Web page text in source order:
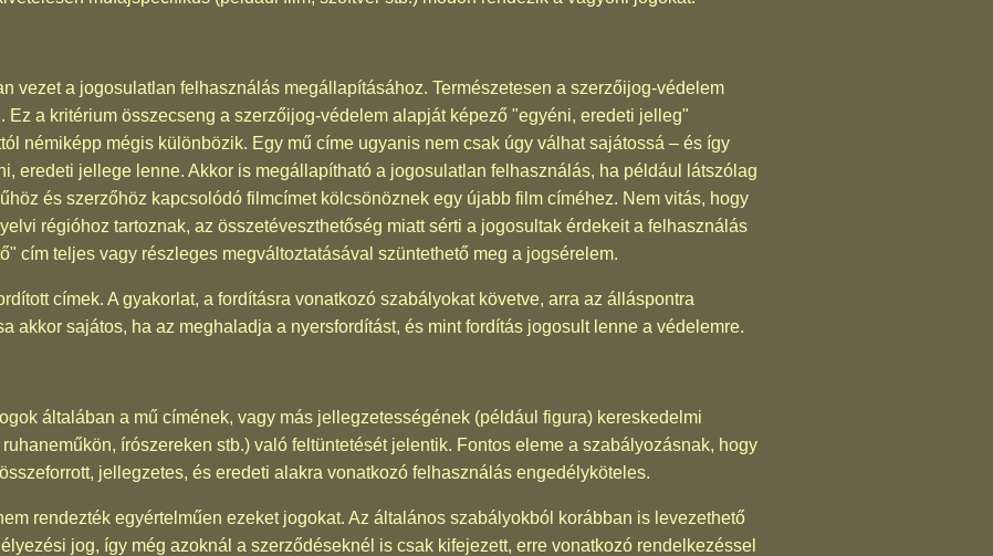
vezet a jogosulatlan felhasználás megállapításához. Természetesen a szerzőijog-védelem
Ez a kritérium összecseng a szerzőijog-védelem alapját képező "egyéni, eredeti jelleg"
némiképp mégis különbözik. Egy mű címe ugyanis nem csak úgy válhat sajátossá – és így
eredeti jellege lenne. Akkor is megállapítható a jogosulatlan felhasználás, ha például látszólag
és szerzőhöz kapcsolódó filmcímet kölcsönöznek egy újabb film címéhez. Nem vitás, hogy
régióhoz tartoznak, az összetéveszthetőség miatt sérti a jogosultak érdekeit a felhasználás
cím teljes vagy részleges megváltoztatásával szüntethető meg a jogsérelem.
címek. A gyakorlat, a fordításra vonatkozó szabályokat követve, arra az álláspontra
akkor sajátos, ha az meghaladja a nyersfordítást, és mint fordítás jogosult lenne a védelemre.
általában a mű címének, vagy más jellegzetességének (például figura) kereskedelmi
írószereken stb.) való feltüntetését jelentik. Fontos eleme a szabályozásnak, hogy
jellegzetes, és eredeti alakra vonatkozó felhasználás engedélyköteles.
rendezték egyértelműen ezeket jogokat. Az általános szabályokból korábban is levezethető
jog, így még azoknál a szerződéseknél is csak kifejezett, erre vonatkozó rendelkezéssel